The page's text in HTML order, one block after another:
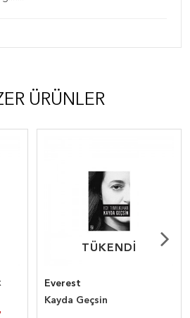
ÜRÜNLER
TÜKENDİ
TÜKENDİ
Everest
Kayda Geçsin